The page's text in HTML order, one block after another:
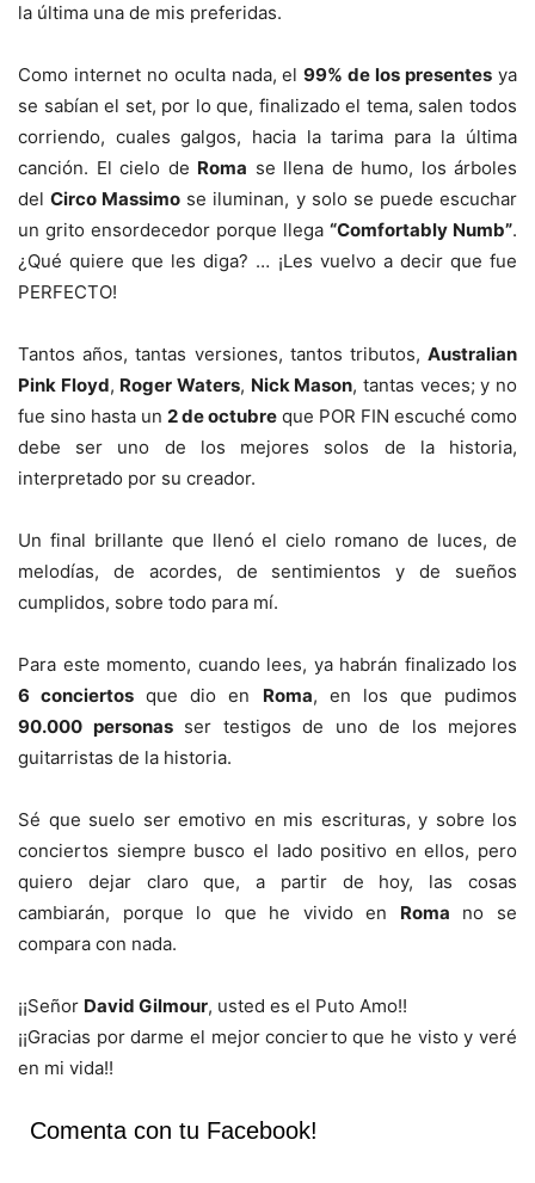
la última una de mis preferidas.
Como internet no oculta nada, el99% de los presentes ya
se sabían el set, por lo que, finalizado el tema, salen todos
corriendo, cuales galgos, hacia la tarima para la última
canción. El cielo de Roma se llena de humo, los árboles
delCirco Massimo se iluminan, y solo se puede escuchar
un grito ensordecedor porque llega “Comfortably Numb”.
¿Qué quiere que les diga? … ¡Les vuelvo a decir que fue
PERFECTO!
Tantos años, tantas versiones, tantos tributos, Australian
Pink Floyd, Roger Waters, Nick Mason, tantas veces; y no
fue sino hasta un 2 de octubre que POR FIN escuché como
debe ser uno de los mejores solos de la historia,
interpretado por su creador.
Un final brillante que llenó el cielo romano de luces, de
melodías, de acordes, de sentimientos y de sueños
cumplidos, sobre todo para mí.
Para este momento, cuando lees, ya habrán finalizado los
6 conciertos que dio en Roma, en los que pudimos
90.000 personasser testigos de uno de los mejores
guitarristas de la historia.
Sé que suelo ser emotivo en mis escrituras, y sobre los
conciertos siempre busco el lado positivo en ellos, pero
quiero dejar claro que, a partir de hoy, las cosas
cambiarán, porque lo que he vivido en Roma no se
compara con nada.
¡¡Señor David Gilmour, usted es el Puto Amo!!
¡¡Gracias por darme el mejor concierto que he visto y veré
en mi vida!!
Comenta con tu Facebook!